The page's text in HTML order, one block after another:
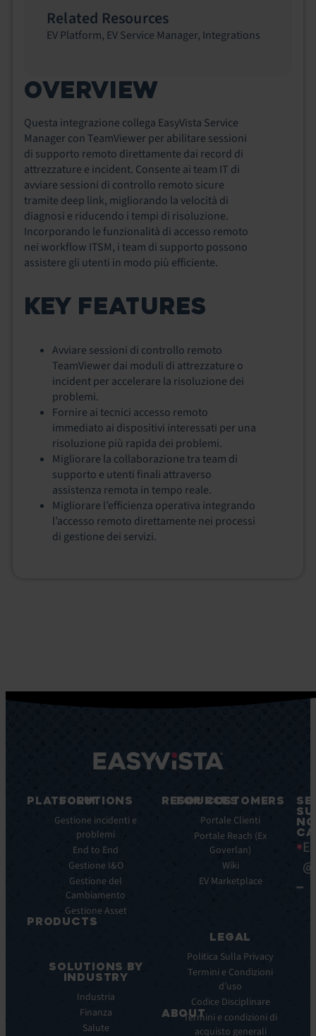
OVERVIEW
Questa integrazione collega EasyVista Service
Manager con TeamViewer per abilitare sessioni
di supporto remoto direttamente dai record di
attrezzature e incident. Consente ai team IT di
avviare sessioni di controllo remoto sicure
tramite deep link, migliorando la velocità di
diagnosi e riducendo i tempi di risoluzione.
Incorporando le funzionalità di accesso remoto
nei workflow ITSM, i team di supporto possono
assistere gli utenti in modo più efficiente.
KEY FEATURES
Avviare sessioni di controllo remoto
TeamViewer dai moduli di attrezzature o
incident per accelerare la risoluzione dei
problemi.
Fornire ai tecnici accesso remoto
immediato ai dispositivi interessati per una
risoluzione più rapida dei problemi.
Migliorare la collaborazione tra team di
supporto e utenti finali attraverso
assistenza remota in tempo reale.
Migliorare l’efficienza operativa integrando
l’accesso remoto direttamente nei processi
di gestione dei servizi.
Related Resources
EV Platform, EV Service Manager, Integrations
PLATFORM
Caratteristiche
principali
principali
Integrazioni
PRODUCTS
Service
Manager
SOLUTIONS
Gestione incidenti e
problemi
End to End
Gestione I&O
Gestione del
Cambiamento
Gestione Asset
SOLUTIONS BY
INDUSTRY
Industria
Finanza
Salute
RESOURCES
Ebook
Whitepaper
Study
Comunicati
stampa
ABOUT
FOR CUSTOMERS
Portale Clienti
Portale Reach (Ex
Goverlan)
Wiki
EV Marketplace
LEGAL
Politica Sulla Privacy
Termini e Condizioni
d’uso
Codice Disciplinare
Termini e condizioni di
acquisto generali